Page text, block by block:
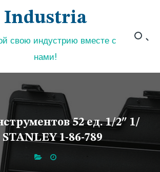
Industria
свою индустрию вместе с
нами!
52 ед. 1/2″ 1/
STANLEY 1-86-789